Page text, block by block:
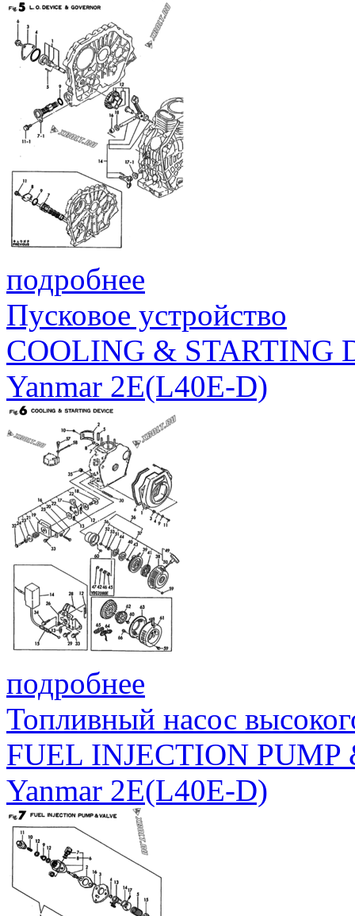
подробнее
Пусковое устройство
COOLING & STARTING
Yanmar 2E(L40E-D)
подробнее
Топливный насос
FUEL INJECTION PUMP
Yanmar 2E(L40E-D)